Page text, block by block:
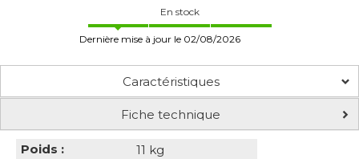
En stock
Dernière mise à jour le 02/08/2026
Caractéristiques
Fiche technique
Poids :
11 kg